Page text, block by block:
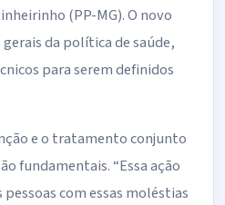
(PP-MG). O novo
da política de saúde,
para serem definidos
e o tratamento conjunto
fundamentais. “Essa ação
com essas moléstias